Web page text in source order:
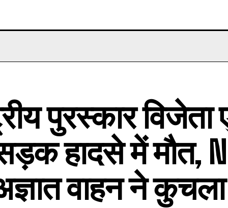
पुरस्कार विजेता
हादसे में मौत,
वाहन ने कुचला